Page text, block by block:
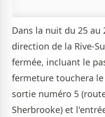
Dans la nuit du 25
direction de la Rive-
fermée, incluant le
fermeture touchera
sortie numéro 5
Sherbrooke) et